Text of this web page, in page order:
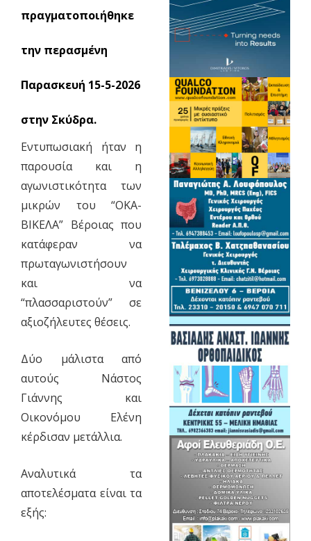
πραγματοποιήθηκε
την περασμένη
Παρασκευή 15-5-2026
στην Σκύδρα.
Εντυπωσιακή ήταν η
παρουσία και η
αγωνιστικότητα των
μικρών του “ΟΚΑ-
ΒΙΚΕΛΑ” Βέροιας που
κατάφεραν να
πρωταγωνιστήσουν
και να
“πλασσαριστούν” σε
αξιοζήλευτες θέσεις.
Δύο μάλιστα από
αυτούς Νάστος
Γιάννης και
Οικονόμου Ελένη
κέρδισαν μετάλλια.
Αναλυτικά τα
αποτελέσματα είναι τα
εξής: